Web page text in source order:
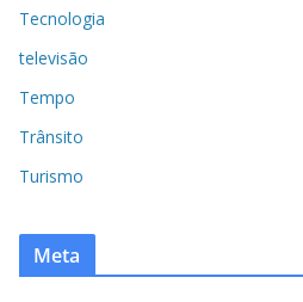
Tecnologia
televisão
Tempo
Trânsito
Turismo
Meta